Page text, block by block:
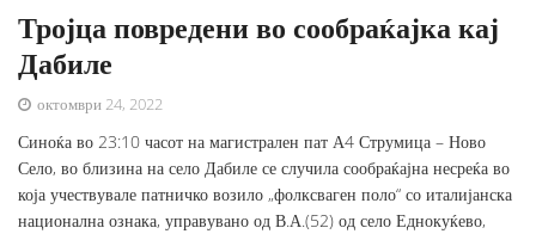
Тројца повредени во сообраќајка кај
Дабиле
октомври 24, 2022
Синоќа во 23:10 часот на магистрален пат А4 Струмица – Ново
Село, во близина на село Дабиле се случила сообраќајна несреќа во
која учествувале патничко возило „фолксваген поло“ со италијанска
национална ознака, управувано од В.А.(52) од село Еднокуќево,